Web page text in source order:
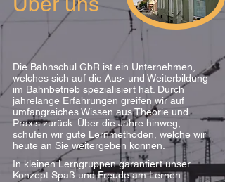
Die Bahnschul GbR ist ein Unternehmen,
welches sich auf die Aus- und Weiterbildung
im Bahnbetrieb spezialisiert hat. Durch
jahrelange Erfahrungen greifen wir auf
umfangreiches Wissen aus Theorie und
Praxis zurück. Über die Jahre hinweg,
schufen wir gute Lernmethoden, welche wir
heute an Sie weitergeben können.
In kleinen Lerngruppen garantiert unser
Konzept Spaß und Freude am Lernen.